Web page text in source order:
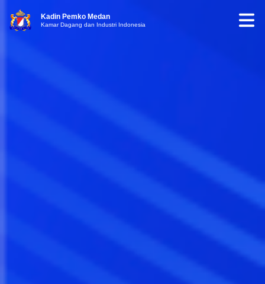
Kadin Pemko Medan
Kamar Dagang dan Industri Indonesia